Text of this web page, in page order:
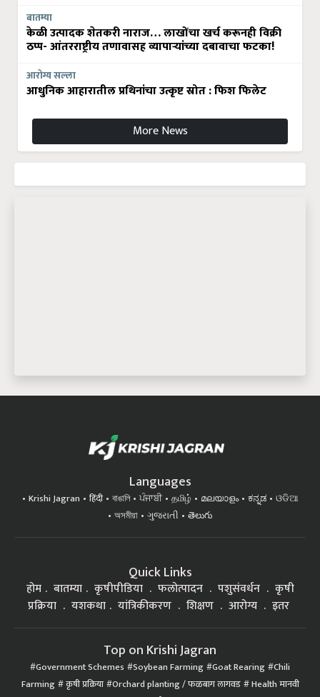
बातम्या
केळी उत्पादक शेतकरी नाराज… लाखोंचा खर्च करूनही विक्री
ठप्प- आंतरराष्ट्रीय तणावासह व्यापाऱ्यांच्या दबावाचा फटका!
आरोग्य सल्ला
आधुनिक आहारातील प्रथिनांचा उत्कृष्ट स्रोत : फिश फिलेट
More News
Languages
Krishi Jagran हिंदी বাঙালি ਪੰਜਾਬੀ தமிழ் മലയാളം ಕನ್ನಡ
ଓଡିଆ
অসমীয়া
ગુજરાતી తెలుగు
Quick Links
होम बातम्या कृषीपीडिया फलोत्पादन पशुसंवर्धन
कृषी
प्रक्रिया
यशकथा यांत्रिकीकरण शिक्षण आरोग्य इतर
Top on Krishi Jagran
Government Schemes Soybean Farming Goat Rearing Chili
Farming कृषी प्रक्रिया Orchard planting / फळबाग लागवड Health मानवी